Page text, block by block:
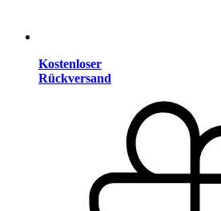
Kostenloser
Rückversand